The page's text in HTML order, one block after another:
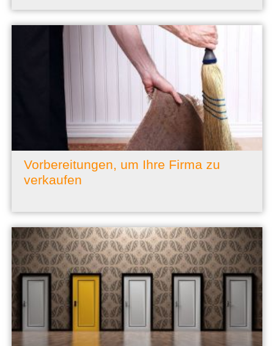
Vorbereitungen, um Ihre Firma zu
verkaufen